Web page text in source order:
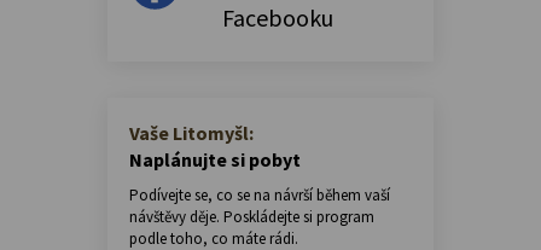
Facebooku
Vaše Litomyšl:
Naplánujte si pobyt
Podívejte se, co se na návrší během vaší
návštěvy děje. Poskládejte si program
podle toho, co máte rádi.